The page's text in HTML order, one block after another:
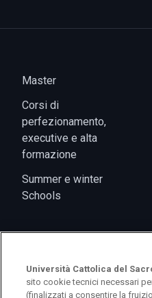
Master
Corsi di
perfezionamento,
executive e alta
formazione
Summer e winter
Schools
Eventi
Università Cattolica del
sito cookie tecnici necessari
(finalizzati a consentire la